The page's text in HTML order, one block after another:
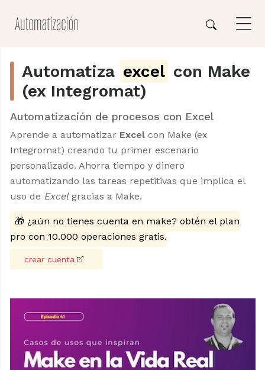
Automatiza excel con Make
(ex Integromat)
Automatización de procesos con Excel
Aprende a automatizar Excel con Make (ex
Integromat) creando tu primer escenario
personalizado. Ahorra tiempo y dinero
automatizando las tareas repetitivas que implica el
uso de Excelgracias a Make.
🎁 ¿aún no tienes cuenta en make? obtén el plan
pro con 10.000 operaciones gratis.
crear cuenta